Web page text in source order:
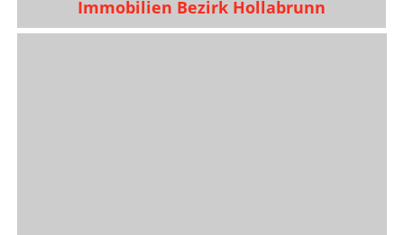
Immobilien Bezirk Hollabrunn